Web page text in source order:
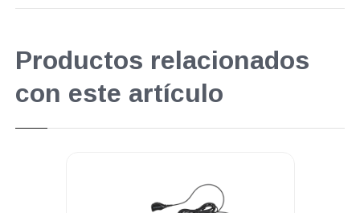
Productos relacionados
con este artículo